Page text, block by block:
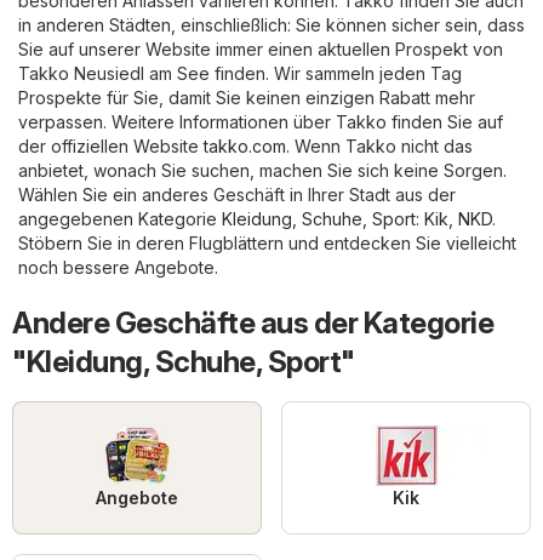
in anderen Städten, einschließlich: Sie können sicher sein, dass
Sie auf unserer Website immer einen aktuellen Prospekt von
Takko Neusiedl am See finden. Wir sammeln jeden Tag
Prospekte für Sie, damit Sie keinen einzigen Rabatt mehr
verpassen. Weitere Informationen über Takko finden Sie auf
der offiziellen Websitetakko.com. Wenn Takko nicht das
anbietet, wonach Sie suchen, machen Sie sich keine Sorgen.
Wählen Sie ein anderes Geschäft in Ihrer Stadt aus der
angegebenen Kategorie Kleidung, Schuhe, Sport: Kik NKD.
Stöbern Sie in deren Flugblättern und entdecken Sie vielleicht
noch bessere Angebote.
Andere Geschäfte aus der Kategorie
"Kleidung, Schuhe, Sport"
Angebote Kik